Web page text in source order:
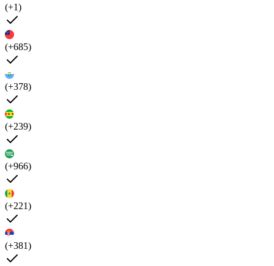
(+1)
(+685)
(+378)
(+239)
(+966)
(+221)
(+381)